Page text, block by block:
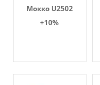
Мокко U2502
+10%